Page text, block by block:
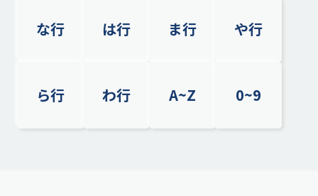
な行 は行 ま行 や行
ら行 わ行 A~Z 0~9